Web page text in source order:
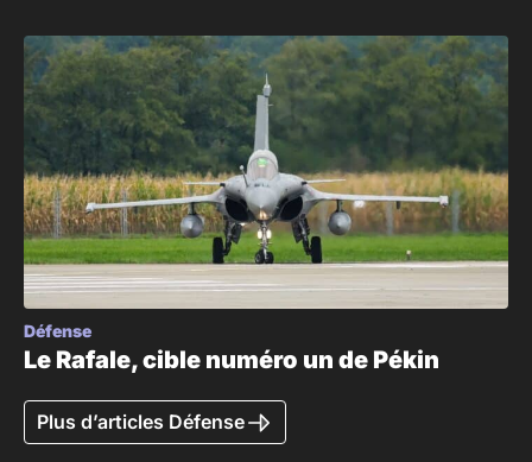
Défense
Le Rafale, cible numéro un de Pékin
Plus d’articles Défense